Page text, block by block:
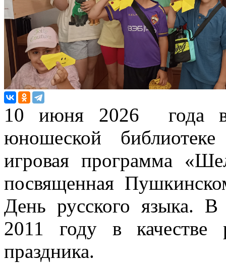
10 июня 2026 года в
юношеской
игровая программа
посвященная
День русского языка.
2011 году в качестве
праздника.